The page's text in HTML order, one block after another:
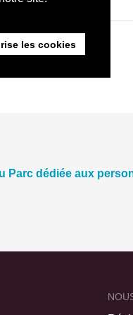
les cookies
vie.
dédiée aux